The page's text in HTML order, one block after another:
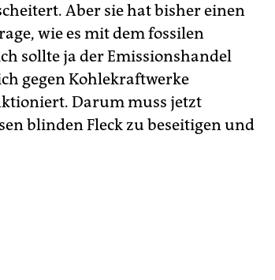
Aber sie hat bisher einen
wie es mit dem fossilen
sollte ja der Emissionshandel
gegen Kohlekraftwerke
Darum muss jetzt
blinden Fleck zu beseitigen und